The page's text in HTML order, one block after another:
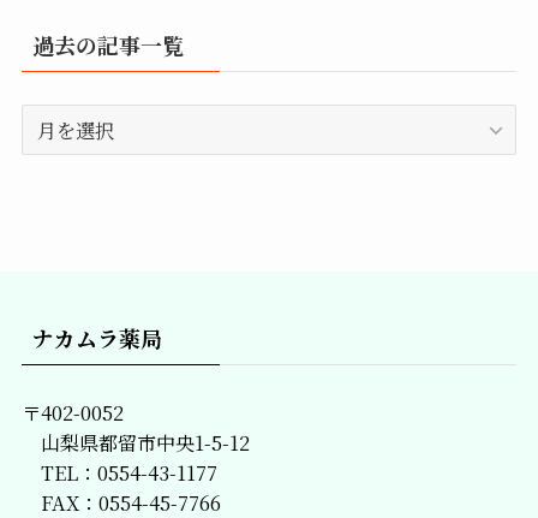
過去の記事一覧
去
ナカムラ薬局
〒402-0052
山梨県都留市中央1-5-12
TEL：0554-43-1177
FAX：0554-45-7766